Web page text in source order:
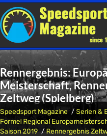
Rennergebnis:
Meisterschaft,
Zeltweg (Spielberg)
Speedsport Magazine Serien &
Formel Regional
Saison 2019
Rennergebnis